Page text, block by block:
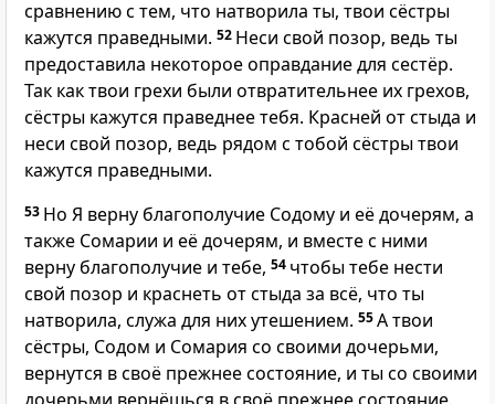
сравнению с тем, что натворила ты, твои сёстры
кажутся праведными. 52 Неси свой позор, ведь ты
предоставила некоторое оправдание для сестёр.
Так как твои грехи были отвратительнее их грехов,
сёстры кажутся праведнее тебя. Красней от стыда и
неси свой позор, ведь рядом с тобой сёстры твои
кажутся праведными.
53 Но Я верну благополучие Содому и её дочерям, а
также Сомарии и её дочерям, и вместе с ними
верну благополучие и тебе, 54 чтобы тебе нести
свой позор и краснеть от стыда за всё, что ты
натворила, служа для них утешением. 55А твои
сёстры, Содом и Сомария со своими дочерьми,
вернутся в своё прежнее состояние, и ты со своими